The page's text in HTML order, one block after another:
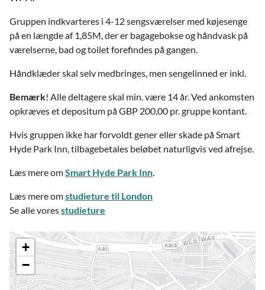
Gruppen indkvarteres i 4-12 sengsværelser med køjesenge
på en længde af 1,85M, der er bagagebokse og håndvask på
værelserne, bad og toilet forefindes på gangen.
Håndklæder skal selv medbringes, men sengelinned er inkl.
Bemærk! Alle deltagere skal min. være 14 år. Ved ankomsten
opkræves et depositum på GBP 200,00 pr. gruppe kontant.
Hvis gruppen ikke har forvoldt gener eller skade på Smart
Hyde Park Inn, tilbagebetales beløbet naturligvis ved afrejse.
Læs mere omSmart Hyde Park Inn.
Læs mere omstudieture til London
Se alle voresstudieture
+
−